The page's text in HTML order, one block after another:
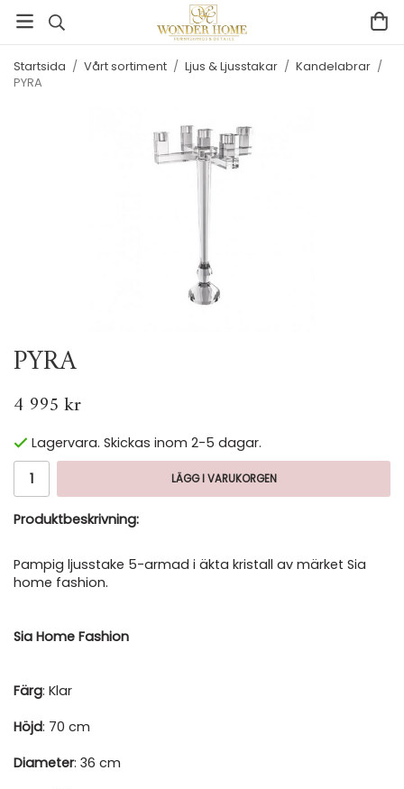
Startsida / Vårt sortiment / Ljus & Ljusstakar / Kandelabrar /
PYRA
PYRA
4 995 kr
Lagervara. Skickas inom 2-5 dagar.
LÄGG I VARUKORGEN
Produktbeskrivning:
Pampig ljusstake 5-armad i äkta kristall av märket Sia
home fashion.
Sia Home Fashion
Färg: Klar
Höjd: 70 cm
Diameter: 36 cm